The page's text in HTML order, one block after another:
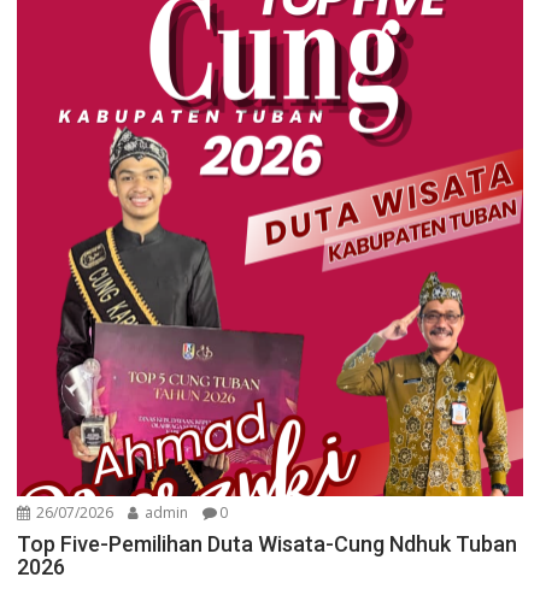
26/07/2026 admin 0
Top Five-Pemilihan Duta Wisata-Cung Ndhuk Tuban
2026